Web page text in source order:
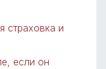
страховка и
если он